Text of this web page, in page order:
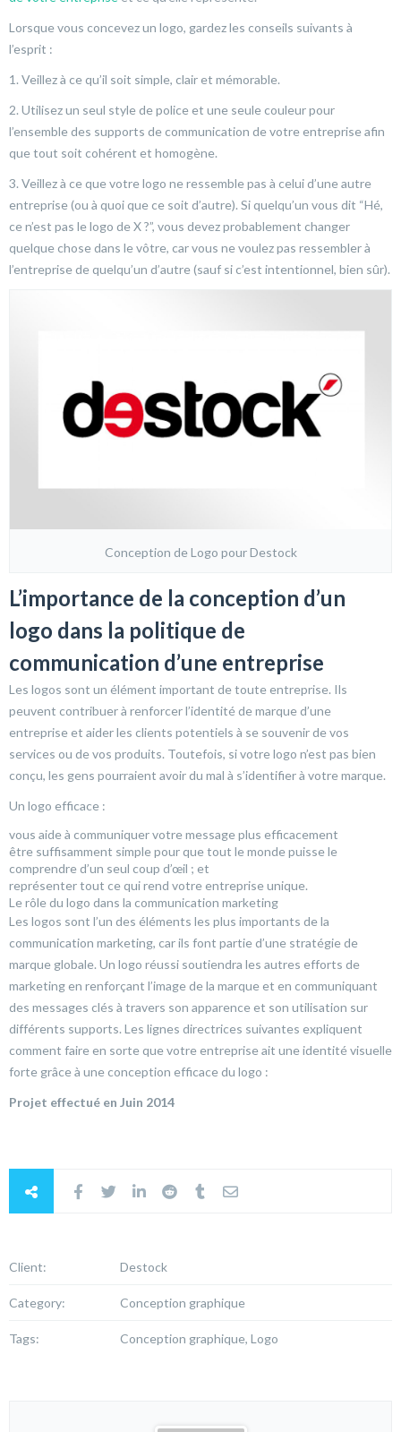
Lorsque vous concevez un logo, gardez les conseils suivants à
l’esprit :
1. Veillez à ce qu’il soit simple, clair et mémorable.
2. Utilisez un seul style de police et une seule couleur pour
l’ensemble des supports de communication de votre entreprise afin
que tout soit cohérent et homogène.
3. Veillez à ce que votre logo ne ressemble pas à celui d’une autre
entreprise (ou à quoi que ce soit d’autre). Si quelqu’un vous dit “Hé,
ce n’est pas le logo de X ?”, vous devez probablement changer
quelque chose dans le vôtre, car vous ne voulez pas ressembler à
l’entreprise de quelqu’un d’autre (sauf si c’est intentionnel, bien sûr).
Conception de Logo pour Destock
L’importance de la conception d’un
logo dans la politique de
communication d’une entreprise
Les logos sont un élément important de toute entreprise. Ils
peuvent contribuer à renforcer l’identité de marque d’une
entreprise et aider les clients potentiels à se souvenir de vos
services ou de vos produits. Toutefois, si votre logo n’est pas bien
conçu, les gens pourraient avoir du mal à s’identifier à votre marque.
Un logo efficace :
vous aide à communiquer votre message plus efficacement
être suffisamment simple pour que tout le monde puisse le
comprendre d’un seul coup d’œil ; et
représenter tout ce qui rend votre entreprise unique.
Le rôle du logo dans la communication marketing
Les logos sont l’un des éléments les plus importants de la
communication marketing, car ils font partie d’une stratégie de
marque globale. Un logo réussi soutiendra les autres efforts de
marketing en renforçant l’image de la marque et en communiquant
des messages clés à travers son apparence et son utilisation sur
différents supports. Les lignes directrices suivantes expliquent
comment faire en sorte que votre entreprise ait une identité visuelle
forte grâce à une conception efficace du logo :
Projet effectué en Juin 2014
Client: Destock
Category: Conception graphique
Tags: Conception graphique, Logo